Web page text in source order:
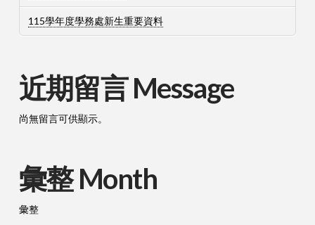
115學年度學務處新生重要資料
近期留言 Message
尚無留言可供顯示。
彙整 Month
彙整